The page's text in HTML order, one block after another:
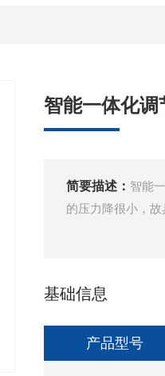
智能一体化调
简要描述： 智能
的压力降很小，
基础信息
产品型号